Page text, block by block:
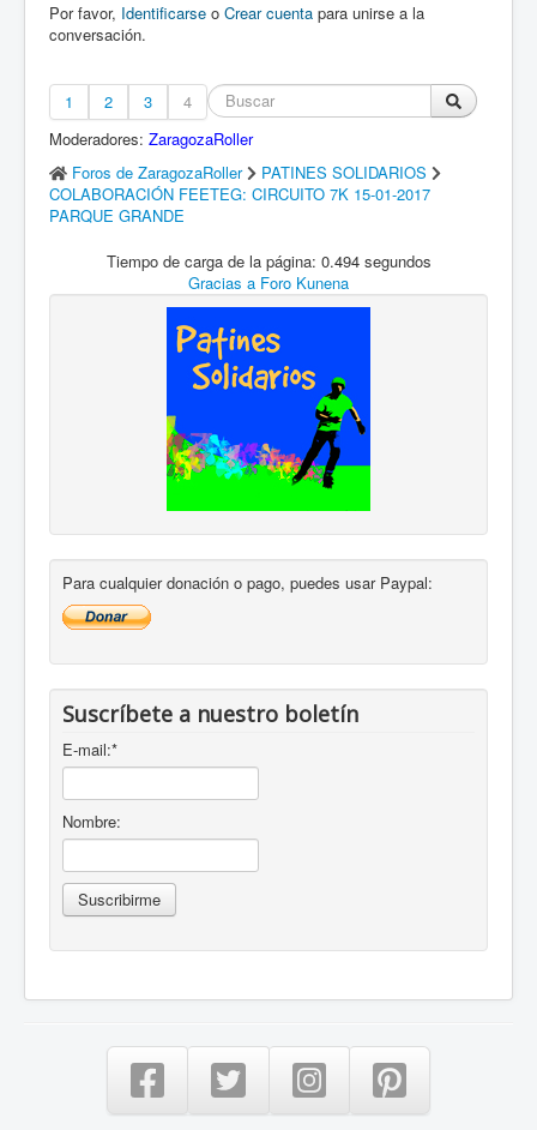
Por favor, Identificarse o Crear cuenta para unirse a la
conversación.
1 2 3
4
Moderadores: ZaragozaRoller
Foros de ZaragozaRoller
PATINES SOLIDARIOS
COLABORACIÓN FEETEG: CIRCUITO 7K 15-01-2017
PARQUE GRANDE
Tiempo de carga de la página: 0.494 segundos
Gracias a Foro Kunena
Para cualquier donación o pago, puedes usar Paypal:
Suscríbete a nuestro boletín
E-mail:*
Nombre: